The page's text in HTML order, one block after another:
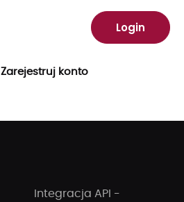
Zarejestruj konto
Integracja API -